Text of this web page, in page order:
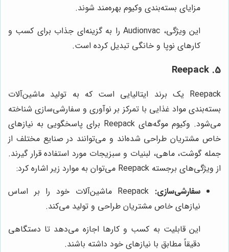
مزایای بسته‌بندی وکیوم بهره‌مند شوند.
این ویژگی، Audionvac را به گزینه‌ای جذاب برای کسب و
کارهای نوپا و خانگی تبدیل کرده است.
5. Reepack
Reepack یک برند ایتالیایی است که به تولید ماشین‌آلات
بسته‌بندی مواد غذایی با تمرکز بر نوآوری و سفارشی‌سازی شناخته
می‌شود. وکیوم موگه‌های Reepack برای پاسخگویی به نیازهای
خاص مشتریان طراحی شده‌اند و می‌توانند در صنایع مختلف از
جمله گوشت، ماهی، لبنیات و سبزیجات مورد استفاده قرار گیرند.
از ویژگی‌های برجسته Reepack می‌توان به موارد زیر اشاره کرد:
سفارشی‌سازی:
Reepack ماشین‌آلات خود را بر اساس
نیازهای خاص مشتریان طراحی و تولید می‌کند.
این قابلیت به کسب و کارها اجازه می‌دهد تا دستگاهی
دقیقاً مطابق با نیازهای خود داشته باشند.